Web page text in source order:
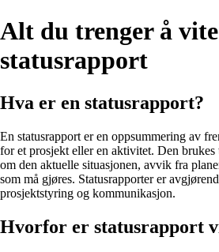
Alt du trenger å
statusrapport
Hva er en statusrapport?
En statusrapport er en oppsummering av
for et prosjekt eller en aktivitet. Den brukes
om den aktuelle situasjonen, avvik fra
som må gjøres. Statusrapporter er
prosjektstyring og kommunikasjon.
Hvorfor er statusrapport